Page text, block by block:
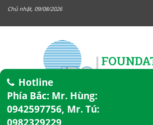
Chủ nhật, 09/08/2026
Hotline
Phía Bắc: Mr. Hùng:
0942597756, Mr. Tú: